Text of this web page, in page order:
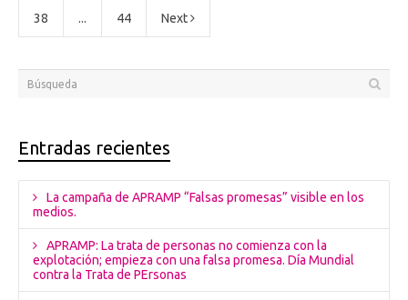
38 ... 44 Next
Entradas recientes
La campaña de APRAMP “Falsas promesas” visible en los
medios.
APRAMP: La trata de personas no comienza con la
explotación; empieza con una falsa promesa. Día Mundial
contra la Trata de PErsonas